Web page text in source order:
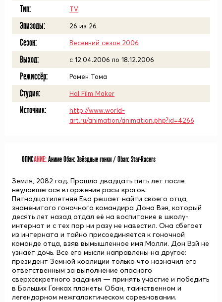
Тип: TV
Эпизоды: 26 из 26
Сезон: Весенний сезон 2006
Выход: c 12.04.2006 по 18.12.2006
Режиссёр: Ромен Тома
Студия: Hal Film Maker
Источник:
http://www.world-
art.ru/animation/animation.php?id=4266
ОПИСАНИЕ:Аниме Обан: Звёздные гонки / Oban: Star-Racers
Земля, 2082 год. Прошло двадцать пять лет после
неудавшегося вторжения расы крогов.
Пятнадцатилетняя Ева решает найти своего отца,
знаменитого гоночного командира Дона Вэя, который
десять лет назад отдал её на воспитание в школу-
интернат и с тех пор ни разу не навестил. Она сбегает
из интерната и тайно присоединяется к гоночной
команде отца, взяв вымышленное имя Молли. Дон Вэй не
узнаёт дочь. Все его мысли направлены на другое:
президент Земной коалиции только что назначил его
ответственным за выполнение опасного
сверхсекретного задания — принять участие и победить
в Больших Гонках планеты Обан, таинственном и
легендарном межгалактическом соревновании.